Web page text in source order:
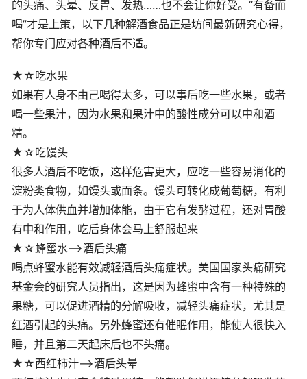
的头痛、头晕、反胃、发热……也不会让你好受。“有备而
喝”才是上策，以下几种解酒食品正是坊间最新研究心得，
帮你专门应对各种酒后不适。
★☆吃水果
如果有人身不由己喝得太多，可以事后吃一些水果，或者
喝一些果汁，因为水果和果汁中的酸性成分可以中和酒
精。
★☆吃馒头
很多人酒后不吃饭，这样危害更大，应吃一些容易消化的
淀粉类食物，如馒头或面条。馒头可转化成葡萄糖，有利
于为人体供血并增加体能，由于它有发酵过程，还对胃酸
有中和作用，吃后身体会马上舒服起来
★☆蜂蜜水——>酒后头痛
喝点蜂蜜水能有效减轻酒后头痛症状。美国国家头痛研究
基金会的研究人员指出，这是因为蜂蜜中含有一种特殊的
果糖，可以促进酒精的分解吸收，减轻头痛症状，尤其是
红酒引起的头痛。另外蜂蜜还有催眠作用，能使人很快入
睡，并且第二天起床后也不头痛。
★☆西红柿汁——>酒后头晕